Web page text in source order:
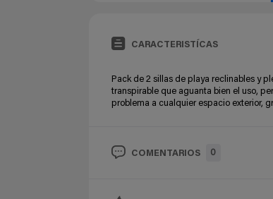
CARACTERISTÍCAS
Pack de 2 sillas de playa reclinables y
transpirable que aguanta bien el uso,
problema a cualquier espacio exterior,
COMENTARIOS 0